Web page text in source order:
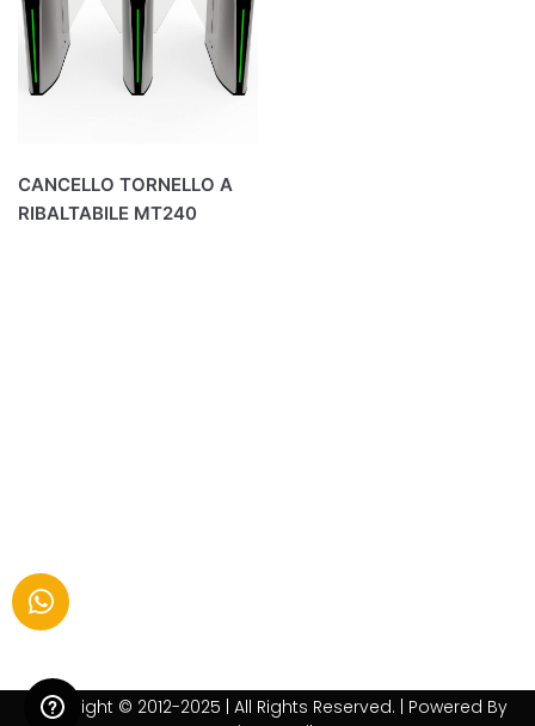
CANCELLO TORNELLO A
RIBALTABILE MT240
Copyright © 2012-2025 | All Rights Reserved. | Powered By